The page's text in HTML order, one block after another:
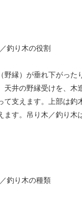
野縁）が垂れ下がっ
天井の野縁受けを、
て支えます。上部は
す。吊り木／釣り